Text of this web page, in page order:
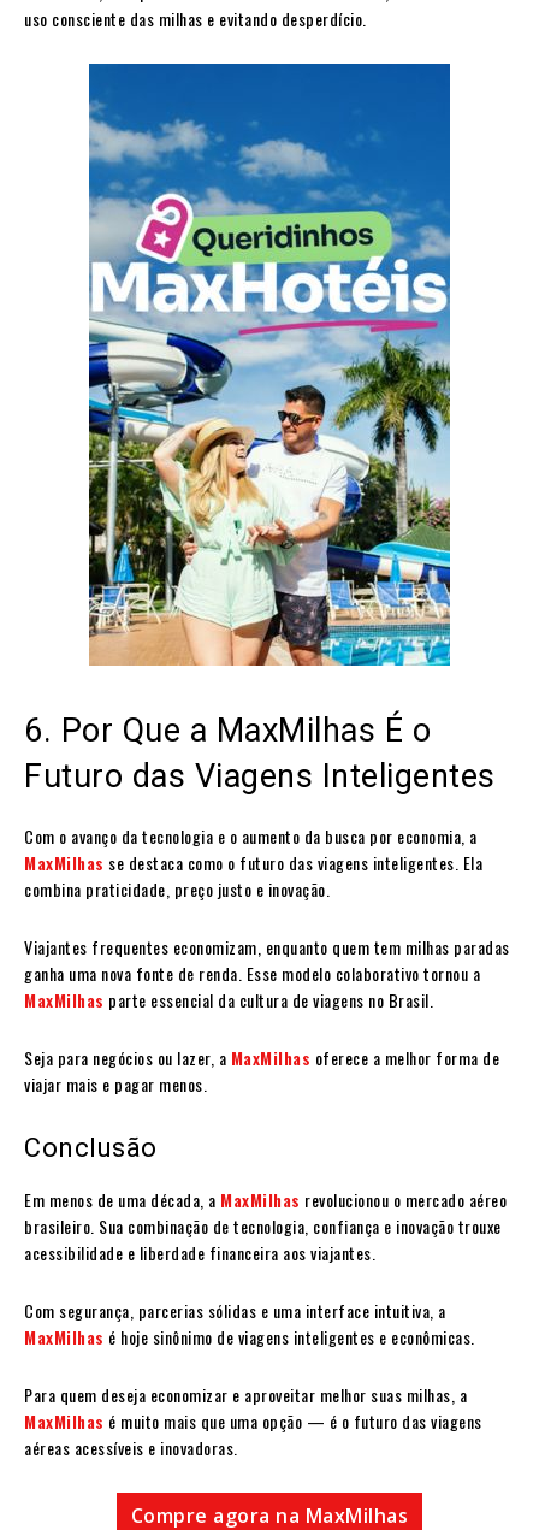
uso consciente das milhas e evitando desperdício.
6. Por Que a MaxMilhas É o
Futuro das Viagens Inteligentes
Com o avanço da tecnologia e o aumento da busca por economia, a
MaxMilhas se destaca como o futuro das viagens inteligentes. Ela
combina praticidade, preço justo e inovação.
Viajantes frequentes economizam, enquanto quem tem milhas paradas
ganha uma nova fonte de renda. Esse modelo colaborativo tornou a
MaxMilhas parte essencial da cultura de viagens no Brasil.
Seja para negócios ou lazer, a MaxMilhas oferece a melhor forma de
viajar mais e pagar menos.
Conclusão
Em menos de uma década, a MaxMilhas revolucionou o mercado aéreo
brasileiro. Sua combinação de tecnologia, confiança e inovação trouxe
acessibilidade e liberdade financeira aos viajantes.
Com segurança, parcerias sólidas e uma interface intuitiva, a
MaxMilhas é hoje sinônimo de viagens inteligentes e econômicas.
Para quem deseja economizar e aproveitar melhor suas milhas, a
MaxMilhas é muito mais que uma opção — é o futuro das viagens
aéreas acessíveis e inovadoras.
Compre agora na MaxMilhas